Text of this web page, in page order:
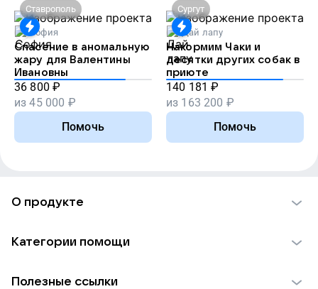
Ставрополь
София
Спасение в аномальную
жару для Валентины
Ивановны
36 800 ₽
из45 000 ₽
Помочь
Сургут
Дай лапу
Накормим Чаки и
десятки других собак в
приюте
140 181 ₽
из 163 200 ₽
Помочь
О продукте
Использование материалов
Категории помощи
Полезные ссылки